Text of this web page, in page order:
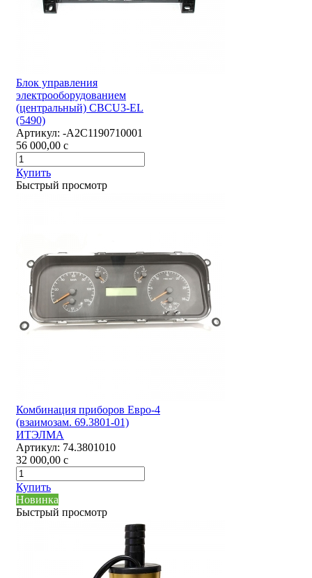
Блок управления
электрооборудованием
(центральный) CBCU3-EL
(5490)
Артикул: -А2С1190710001
56 000,00 c
Купить
Быстрый просмотр
Комбинация приборов Евро-4
(взаимозам. 69.3801-01)
ИТЭЛМА
Артикул: 74.3801010
32 000,00 c
Купить
Новинка
Быстрый просмотр